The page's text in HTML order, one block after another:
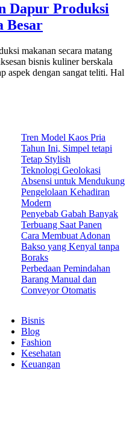
Dapur Produksi
Besar
makanan secara matang
bisnis kuliner berskala
aspek dengan sangat teliti. Hal
Tren Model Kaos Pria
Tahun Ini, Simpel tetapi
Tetap Stylish
Teknologi Geolokasi
Absensi untuk Mendukung
Pengelolaan Kehadiran
Modern
Penyebab Gabah Banyak
Terbuang Saat Panen
Cara Membuat Adonan
Bakso yang Kenyal tanpa
Boraks
Perbedaan Pemindahan
Barang Manual dan
Conveyor Otomatis
Bisnis
Blog
Fashion
Kesehatan
Keuangan